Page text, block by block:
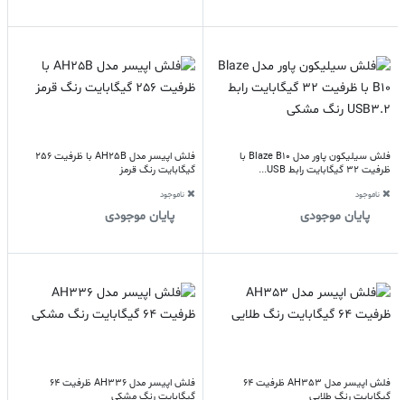
فلش سیلیکون پاور مدل Blaze B10 با
ظرفیت 32 گیگابایت رابط USB...
ناموجود
پایان موجودی
فلش اپیسر مدل AH25B با ظرفیت 256
گیگابایت رنگ قرمز
ناموجود
پایان موجودی
فلش اپیسر مدل AH353 ظرفیت 64
گیگابایت رنگ طلایی
فلش اپیسر مدل AH336 ظرفیت 64
گیگابایت رنگ مشکی